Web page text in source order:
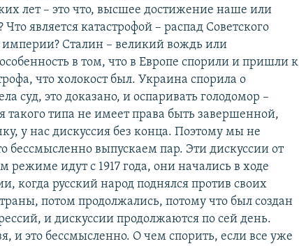
лет – это что, высшее достижение наше или
является катастрофой – распад Советского
Сталин – великий вождь или
в том, что в Европе спорили и пришли к
что холокост был. Украина спорила о
суд, это доказано, и оспаривать голодомор –
такого типа не имеет права быть завершенной,
у нас дискуссия без конца. Поэтому мы не
бессмысленно выпускаем пар. Эти дискуссии от
режиме идут с 1917 года, они начались в ходе
когда русский народ поднялся против своих
потом продолжались, потому что был создан
и дискуссии продолжаются по сей день.
и это бессмысленно. О чем спорить, есливсе уже